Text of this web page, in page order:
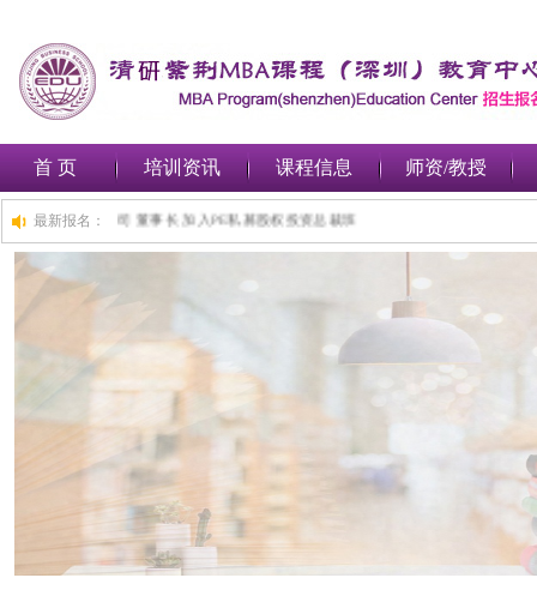
首 页 培训资讯 课程信息 师资/教授
最新报名：
***金融集团有限公司 董事长 加入PE私募股权投资总裁班